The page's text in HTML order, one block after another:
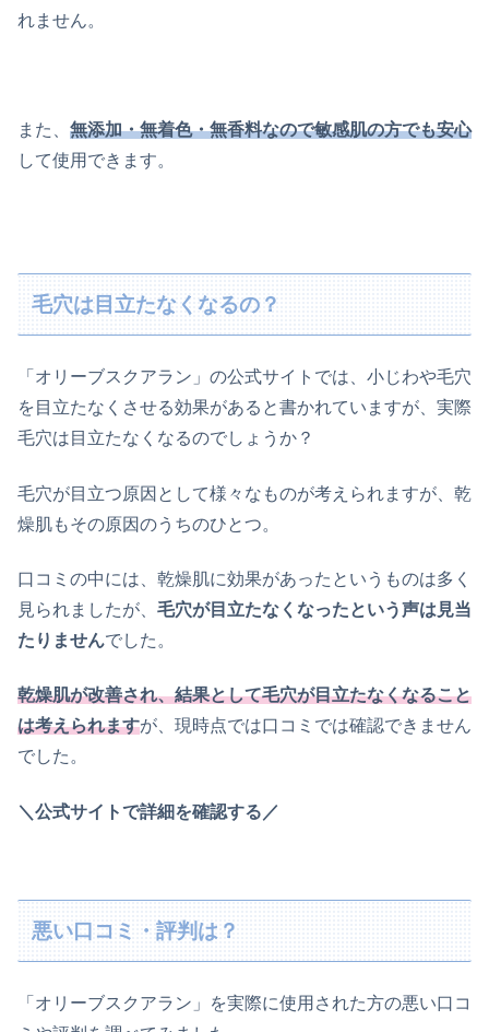
れません。
また、 無添加・無着色・無香料なので敏感肌の方でも安心
して使用できます。
毛穴は目立たなくなるの？
「オリーブスクアラン」の公式サイトでは、小じわや毛穴
を目立たなくさせる効果があると書かれていますが、実際
毛穴は目立たなくなるのでしょうか？
毛穴が目立つ原因として様々なものが考えられますが、乾
燥肌もその原因のうちのひとつ。
口コミの中には、乾燥肌に効果があったというものは多く
見られましたが、 毛穴が目立たなくなったという声は見当
たりませんでした。
乾燥肌が改善され、結果として毛穴が目立たなくなること
は考えられますが、現時点では口コミでは確認できません
でした。
＼公式サイトで詳細を確認する／
悪い口コミ・評判は？
「オリーブスクアラン」を実際に使用された方の悪い口コ